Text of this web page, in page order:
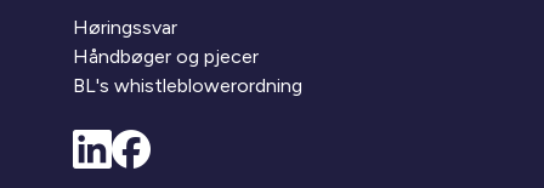
Høringssvar
Håndbøger og pjecer
BL's whistleblowerordning